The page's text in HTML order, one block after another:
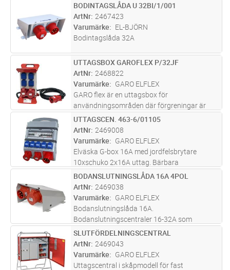
ST Lägg i kundvagn
BODINTAGSLÅDA U 32BI/1/001
ArtNr 2467423
Varumärke
EL-BJÖRN
Bodintagslåda 32A
ST Lägg i kundvagn
UTTAGSBOX GAROFLEX P/32JF
ArtNr 2468822
Varumärke
GARO ELFLEX
GARO flex är en uttagsbox för
användningsområden där förgreningar är
nödvändiga exempelvis
byggnadsplatser,industrier,ladugårdar,nöjesfält
eller där man ställer höga krav på flexibilitet
och säkerhet...läs mer
ST Lägg i kundvagn
UTTAGSCEN. 463-6/01105
ArtNr 2469008
Varumärke
GARO ELFLEX
Elväska G-box 16A med jordfelsbrytare
10xschuko 2x16A uttag. Bärbara
elväskor/undercentraler 16A för olika
ändamål, såsom fördelning med olika antal
uttag, med effektmätare, för containers, för
belys...läs mer
ST Lägg i kundvagn
BODANSLUTNINGSLÅDA 16A 4POL
ArtNr 2469038
Varumärke
GARO ELFLEX
Bodanslutningslåda 16A.
Bodanslutningscentraler 16-32A som
monteras på modulbyggnader, byggbodar,
byggbaracker, containers etc. Utrustad med
CEE-intag och CEE-uttag, samt
plintanslutning av utgående...läs mer
ST Lägg i kundvagn
SLUTFÖRDELNINGSCENTRAL
ArtNr 2469043
Varumärke
GARO ELFLEX
Uttagscentral i skåpmodell för fast